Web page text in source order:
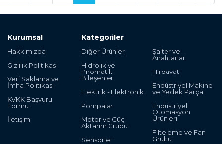
Kurumsal
Hakkımızda
Gizlilik Politikası
Veri Saklama ve
İmha Politikası
KVKK Başvuru
Formu
İletişim
Kategoriler
Diğer Ürünler
Hidrolik ve
Pnömatik
Bileşenler
Elektrik - Elektronik
Pompalar
Motor ve Güç
Aktarım Grubu
Sensörler
Şalter ve
Anahtarlar
Hırdavat
Endüstriyel Makine
ve Yedek Parça
Endüstriyel
Otomasyon
Ürünleri
Filteleme ve Fan
Grubu